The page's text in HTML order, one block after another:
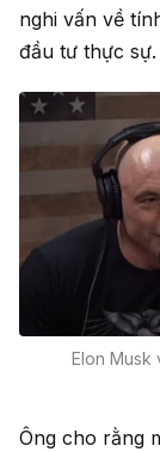
nghi vấn về
đầu tư thực sự.
Elon Musk
Ông cho rằng